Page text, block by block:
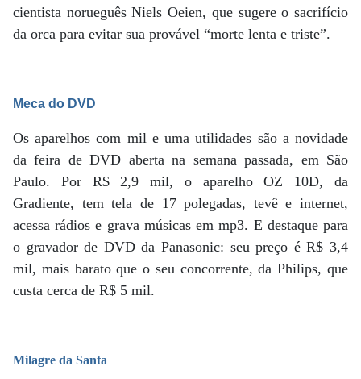
cientista norueguês Niels Oeien, que sugere o sacrifício
da orca para evitar sua provável “morte lenta e triste”.
Meca do DVD
Os aparelhos com mil e uma utilidades são a novidade
da feira de DVD aberta na semana passada, em São
Paulo. Por R$ 2,9 mil, o aparelho OZ 10D, da
Gradiente, tem tela de 17 polegadas, tevê e internet,
acessa rádios e grava músicas em mp3. E destaque para
o gravador de DVD da Panasonic: seu preço é R$ 3,4
mil, mais barato que o seu concorrente, da Philips, que
custa cerca de R$ 5 mil.
Milagre da Santa